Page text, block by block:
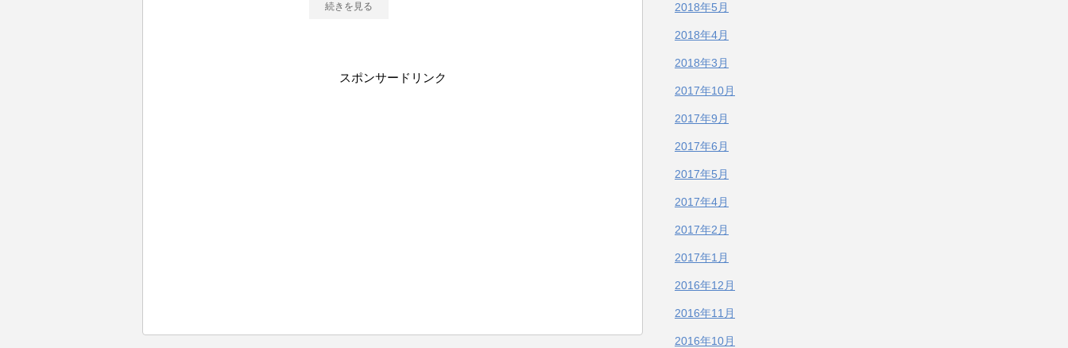
続きを見る
スポンサードリンク
2018年5月
2018年4月
2018年3月
2017年10月
2017年9月
2017年6月
2017年5月
2017年4月
2017年2月
2017年1月
2016年12月
2016年11月
2016年10月